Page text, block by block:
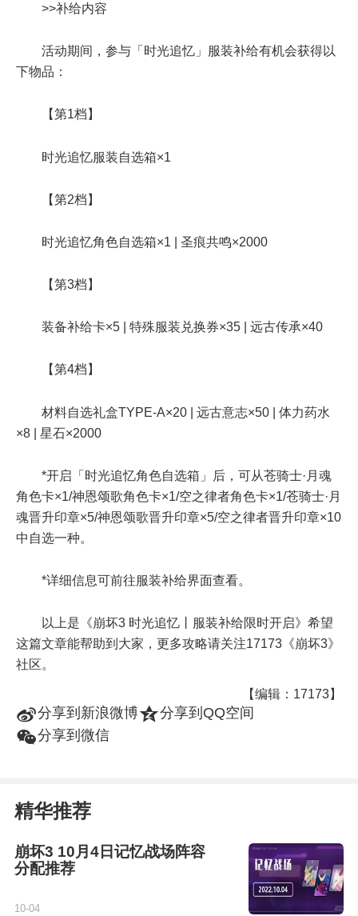
>>补给内容
活动期间，参与「时光追忆」服装补给有机会获得以
下物品：
【第1档】
时光追忆服装自选箱×1
【第2档】
时光追忆角色自选箱×1 | 圣痕共鸣×2000
【第3档】
装备补给卡×5 | 特殊服装兑换券×35 | 远古传承×40
【第4档】
材料自选礼盒TYPE-A×20 | 远古意志×50 | 体力药水
×8 | 星石×2000
*开启「时光追忆角色自选箱」后，可从苍骑士·月魂
角色卡×1/神恩颂歌角色卡×1/空之律者角色卡×1/苍骑士·月
魂晋升印章×5/神恩颂歌晋升印章×5/空之律者晋升印章×10
中自选一种。
*详细信息可前往服装补给界面查看。
以上是《崩坏3 时光追忆丨服装补给限时开启》希望
这篇文章能帮助到大家，更多攻略请关注17173《崩坏3》
社区。
【编辑：17173】
t分享到新浪微博z分享到QQ空间
w分享到微信
精华推荐
崩坏3 10月4日记忆战场阵容
分配推荐
10-04